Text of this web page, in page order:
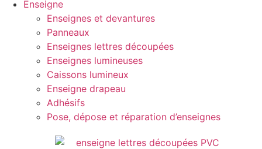
Enseigne
Enseignes et devantures
Panneaux
Enseignes lettres découpées
Enseignes lumineuses
Caissons lumineux
Enseigne drapeau
Adhésifs
Pose, dépose et réparation d’enseignes